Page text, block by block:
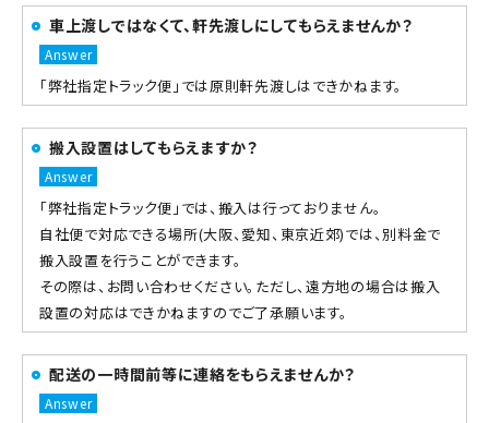
車上渡しではなくて、軒先渡しにしてもらえませんか？
「弊社指定トラック便」では原則軒先渡しはできかねます。
搬入設置はしてもらえますか？
「弊社指定トラック便」では、搬入は行っておりません。
自社便で対応できる場所(大阪、愛知、東京近郊)では、別料金で
搬入設置を行うことができます。
その際は、お問い合わせください。ただし、遠方地の場合は搬入
設置の対応はできかねますのでご了承願います。
配送の一時間前等に連絡をもらえませんか？